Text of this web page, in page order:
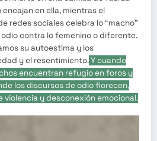
en ella, mientras el
redes sociales celebra lo “macho”
contra lo femenino o diferente.
su autoestima y los
y el resentimiento.Y cuando
encuentran refugio en foros y
los discursos de odio florecen,
y desconexión emocional.